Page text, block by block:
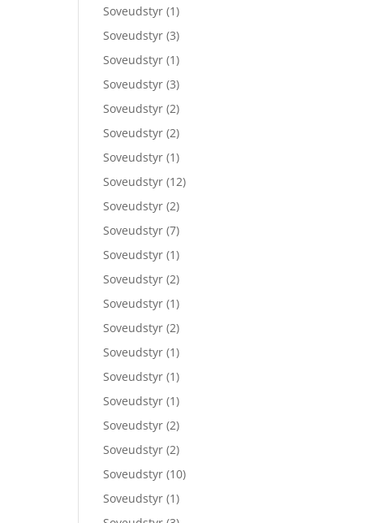
Soveudstyr (1)
Soveudstyr (3)
Soveudstyr (1)
Soveudstyr (3)
Soveudstyr (2)
Soveudstyr (2)
Soveudstyr (1)
Soveudstyr (12)
Soveudstyr (2)
Soveudstyr (7)
Soveudstyr (1)
Soveudstyr (2)
Soveudstyr (1)
Soveudstyr (2)
Soveudstyr (1)
Soveudstyr (1)
Soveudstyr (1)
Soveudstyr (2)
Soveudstyr (2)
Soveudstyr (10)
Soveudstyr (1)